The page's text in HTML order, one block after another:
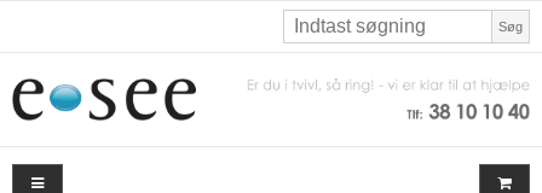
Søg